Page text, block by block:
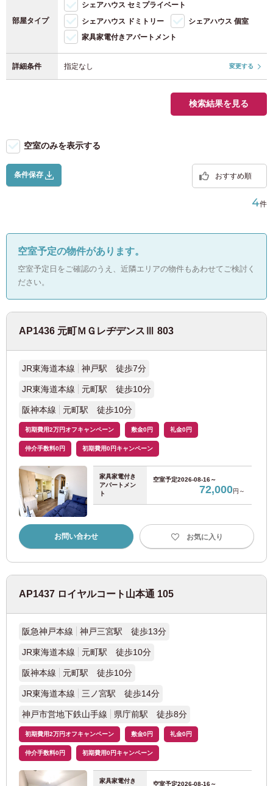
部屋タイプ
シェアハウス セミプライベート
シェアハウス ドミトリー
シェアハウス 個室
家具家電付きアパートメント
詳細条件 指定なし 変更する
検索結果を見る
条件保存 おすすめ順
4件
空室のみを表示する
空室予定の物件があります。
空室予定日をご確認のうえ、近隣エリアの物件もあわせてご検討く
ださい。
AP1436 元町ＭＧレヂデンスⅢ 803
JR東海道本線 神戸駅 徒歩7分
JR東海道本線 元町駅 徒歩10分
阪神本線 元町駅 徒歩10分
初期費用2万円オフキャンペーン 敷金0円 礼金0円
仲介手数料0円 初期費用0円キャンペーン
家具家電付き
アパートメン
ト
空室予定2026-08-16～
72,000円～
お問い合わせ お気に入り
AP1437 ロイヤルコート山本通 105
阪急神戸本線 神戸三宮駅 徒歩13分
JR東海道本線 元町駅 徒歩10分
阪神本線 元町駅 徒歩10分
JR東海道本線 三ノ宮駅 徒歩14分
神戸市営地下鉄山手線 県庁前駅 徒歩8分
初期費用2万円オフキャンペーン 敷金0円 礼金0円
仲介手数料0円 初期費用0円キャンペーン
家具家電付き 空室予定2026-08-16～
JR横浜線 (28)
JR南武線 (40)
JR横須賀線 (12)
JR東海道本線
ＪＲ相模線 (1)
東京メトロ丸ノ内線 (126)
東京メトロ銀座線 (12)
東京メトロ半蔵門線 (6)
東京メトロ千代田線 (20)
東京メトロ有楽町線
東京メトロ副都心線 (69)
東京メトロ東西線 (86)
東京メトロ南北線 (15)
東京都交通局
都営大江戸線 (119)
都営三田線 (53)
都営新宿線
駐輪場（原付）
日 月 火 水 木